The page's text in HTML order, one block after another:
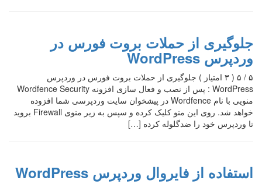
جلوگیری از حملات بروت فورس در
وردپرس WordPress
۵ / ۵ ( ۳ امتیاز ) جلوگیری از حملات بروت فورس در وردپرس
WordPress : پس از نصب و فعال سازی افزونه Wordfence Security
منویی با نام Wordfence در پیشخوان سایت وردپرسی شما افزوده
خواهد شد. روی این منو کلیک کرده و سپس به زیر منوی Firewall بروید
تا وردپرس خود را ضدگلوله کرده […]
استفاده از فایروال وردپرس WordPress